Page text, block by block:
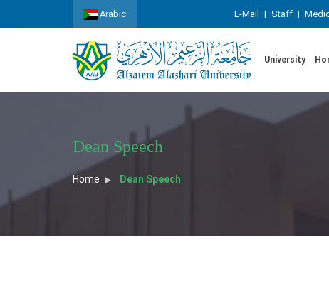
Arabic E-Mail | Staff |
University
Dean Speech
Home Dean Speech